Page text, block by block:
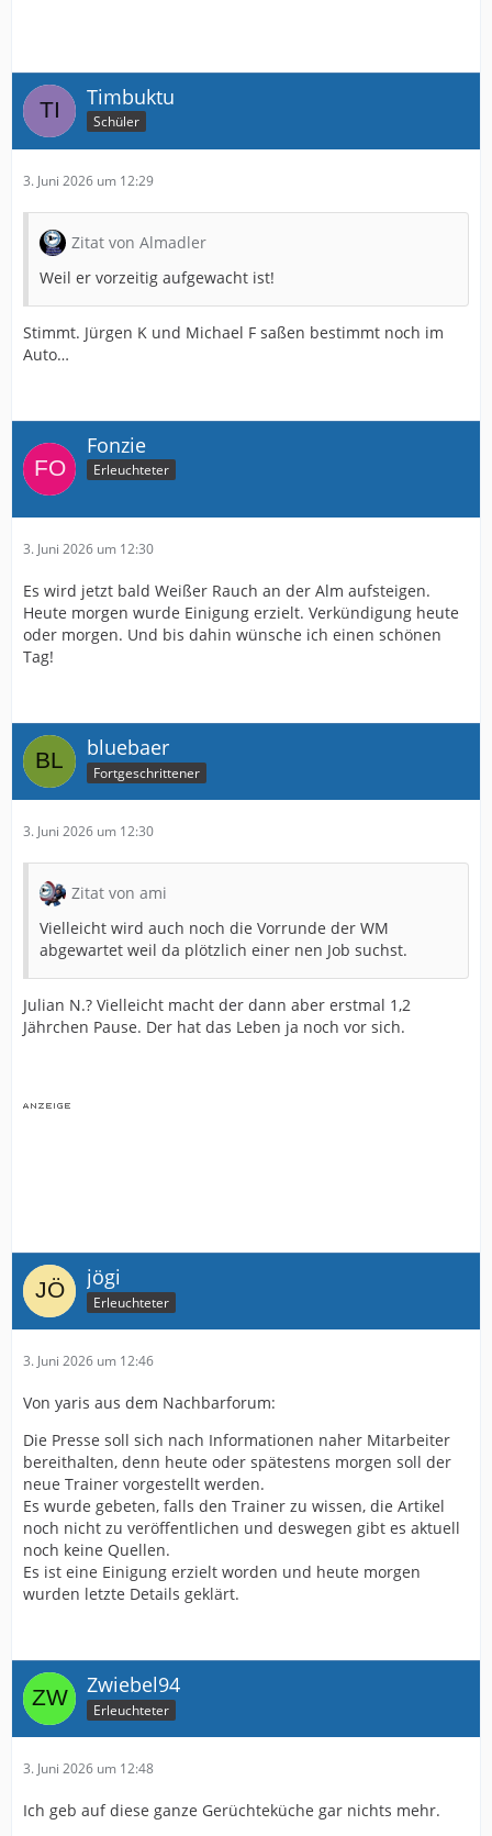
Timbuktu
Schüler
3. Juni 2026 um 12:29
Zitat von Almadler
Weil er vorzeitig aufgewacht ist!
Stimmt. Jürgen K und Michael F saßen bestimmt noch im
Auto…
Fonzie
Erleuchteter
3. Juni 2026 um 12:30
Es wird jetzt bald Weißer Rauch an der Alm aufsteigen.
Heute morgen wurde Einigung erzielt. Verkündigung heute
oder morgen. Und bis dahin wünsche ich einen schönen
Tag!
bluebaer
Fortgeschrittener
3. Juni 2026 um 12:30
Zitat von ami
Vielleicht wird auch noch die Vorrunde der WM
abgewartet weil da plötzlich einer nen Job suchst.
Julian N.? Vielleicht macht der dann aber erstmal 1,2
Jährchen Pause. Der hat das Leben ja noch vor sich.
jögi
Erleuchteter
3. Juni 2026 um 12:46
Von yaris aus dem Nachbarforum:
Die Presse soll sich nach Informationen naher Mitarbeiter
bereithalten, denn heute oder spätestens morgen soll der
neue Trainer vorgestellt werden.
Es wurde gebeten, falls den Trainer zu wissen, die Artikel
noch nicht zu veröffentlichen und deswegen gibt es aktuell
noch keine Quellen.
Es ist eine Einigung erzielt worden und heute morgen
wurden letzte Details geklärt.
Zwiebel94
Erleuchteter
3. Juni 2026 um 12:48
Ich geb auf diese ganze Gerüchteküche gar nichts mehr.